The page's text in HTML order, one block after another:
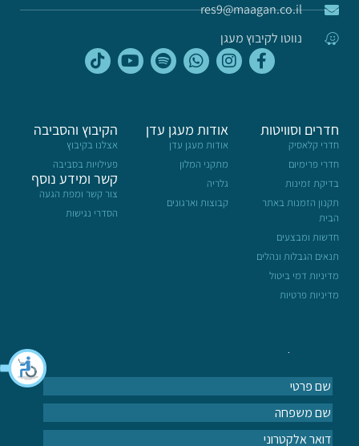
res9@maagan.co.il
נווטו לקיבוץ מעגן
חדרים וסוויטות
חדרי קלאסיק
חדרי פרימיום
בדיקת זמינות
תקנון הזמנות באתר
הבית
חדשות ומבצעים
תנאים הגבלות ונהלים
מדיניות דמי ביטול
מדיניות פרטיות
אודות מעגן עדן
אודות מעגן עדן
מתקני המלון
גלריה
קבוצות וארגונים
הקיבוץ והסביבה
אצלנו בקיבוץ
פעילויות בסביבה
קשר ומידע נוסף
צור קשר ומפת הגעה
הסדרי נגישות
הרשמה לעדכונים